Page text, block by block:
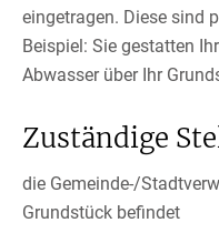
eingetragen. Diese sind
Beispiel: Sie gestatten
Abwasser über Ihr
Zuständige
die Gemeinde-/
Grundstück befindet